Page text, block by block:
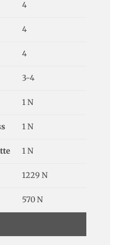
4
4
4
3-4
1 N
1 N
1 N
1229 N
570 N